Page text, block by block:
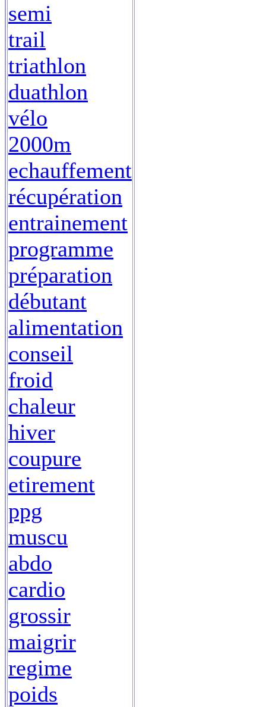
semi
trail
triathlon
duathlon
vélo
2000m
echauffement
récupération
entrainement
programme
préparation
débutant
alimentation
conseil
froid
chaleur
hiver
coupure
etirement
ppg
muscu
abdo
cardio
grossir
maigrir
regime
poids